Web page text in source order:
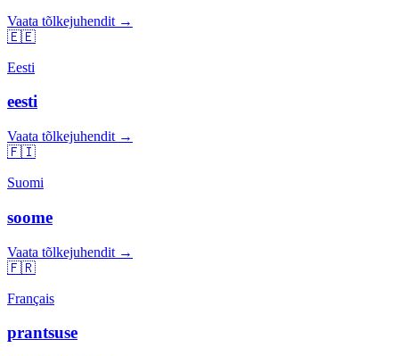
Vaata tõlkejuhendit →
🇪🇪
Eesti
eesti
Vaata tõlkejuhendit →
🇫🇮
Suomi
soome
Vaata tõlkejuhendit →
🇫🇷
Français
prantsuse